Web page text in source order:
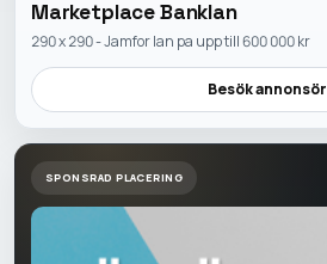
Marketplace Banklan
290 x 290 - Jamfor lan pa upp till 600 000 kr
Besök annonsör
SPONSRAD PLACERING